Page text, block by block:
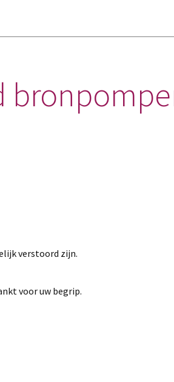
verstoord zijn.
voor uw begrip.